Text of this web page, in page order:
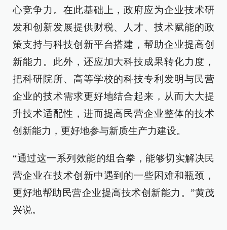
心竞争力。在此基础上，政府应为企业技术研
发和创新发展提供财税、人才、技术赋能的政
策支持与科技创新平台搭建，帮助企业提高创
新能力。此外，还应加大科技成果转化力度，
把科研院所、高等学校的科技专利发明与民营
企业的技术需求更好地结合起来，从而大大提
升技术适配性，进而提高民营企业整体的技术
创新能力，更好地参与新质生产力建设。
“通过这一系列效能的组合拳，能够切实解决民
营企业在技术创新中遇到的一些困难和瓶颈，
更好地帮助民营企业提高技术创新能力。”黄茂
兴说。